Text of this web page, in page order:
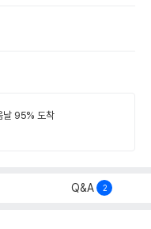
날 95% 도착
Q&A 2